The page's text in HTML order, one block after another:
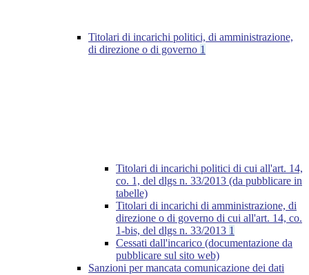
Titolari di incarichi politici, di amministrazione,
di direzione o di governo 1
Titolari di incarichi politici di cui all'art. 14,
co. 1, del dlgs n. 33/2013 (da pubblicare in
tabelle)
Titolari di incarichi di amministrazione, di
direzione o di governo di cui all'art. 14, co.
1-bis, del dlgs n. 33/2013 1
Cessati dall'incarico (documentazione da
pubblicare sul sito web)
Sanzioni per mancata comunicazione dei dati